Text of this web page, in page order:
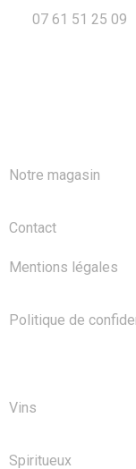
07 61 51 25 09
Notre magasin
Contact
Mentions légales
Politique de
Vins
Spiritueux